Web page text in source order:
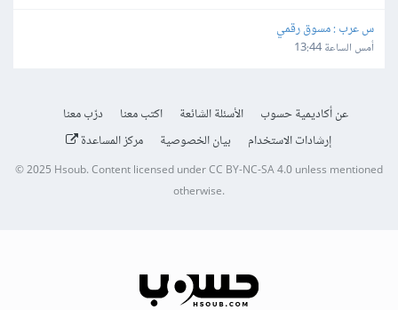
س عرب : مسوق رقمي
أمس الساعة 13:44
عن أكاديمية حسوب الأسئلة الشائعة اكتب معنا
درّب معنا
إرشادات الاستخدام
بيان الخصوصية مركز المساعدة
© 2025 Hsoub.Content licensed underCC BY-NC-SA 4.0unless mentioned
otherwise.